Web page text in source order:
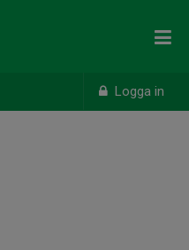
Logga in